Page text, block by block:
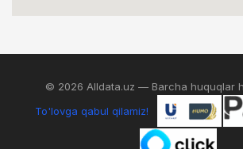
© 2026 Alldata.uz — Barcha huquqlar
To'lovga qabul qilamiz!